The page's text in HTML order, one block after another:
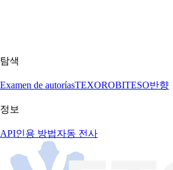
탐색
Examen de autoríasTEXOROBITESO반향
정보
API인용 방법자동 전사